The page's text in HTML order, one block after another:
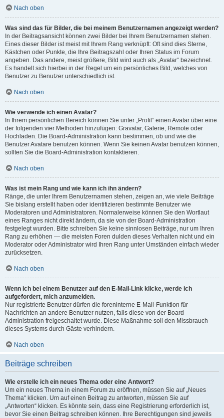
Nach oben
Was sind das für Bilder, die bei meinem Benutzernamen angezeigt werden?
In der Beitragsansicht können zwei Bilder bei Ihrem Benutzernamen stehen.
Eines dieser Bilder ist meist mit Ihrem Rang verknüpft: Oft sind dies Sterne,
Kästchen oder Punkte, die Ihre Beitragszahl oder Ihren Status im Forum
angeben. Das andere, meist größere, Bild wird auch als „Avatar“ bezeichnet.
Es handelt sich hierbei in der Regel um ein persönliches Bild, welches von
Benutzer zu Benutzer unterschiedlich ist.
Nach oben
Wie verwende ich einen Avatar?
In Ihrem persönlichen Bereich können Sie unter „Profil“ einen Avatar über eine
der folgenden vier Methoden hinzufügen: Gravatar, Galerie, Remote oder
Hochladen. Die Board-Administration kann bestimmen, ob und wie die
Benutzer Avatare benutzen können. Wenn Sie keinen Avatar benutzen können,
sollten Sie die Board-Administration kontaktieren.
Nach oben
Was ist mein Rang und wie kann ich ihn ändern?
Ränge, die unter Ihrem Benutzernamen stehen, zeigen an, wie viele Beiträge
Sie bislang erstellt haben oder identifizieren bestimmte Benutzer wie
Moderatoren und Administratoren. Normalerweise können Sie den Wortlaut
eines Ranges nicht direkt ändern, da sie von der Board-Administration
festgelegt wurden. Bitte schreiben Sie keine sinnlosen Beiträge, nur um Ihren
Rang zu erhöhen — die meisten Foren dulden dieses Verhalten nicht und ein
Moderator oder Administrator wird Ihren Rang unter Umständen einfach wieder
zurücksetzen.
Nach oben
Wenn ich bei einem Benutzer auf den E-Mail-Link klicke, werde ich
aufgefordert, mich anzumelden.
Nur registrierte Benutzer dürfen die foreninterne E-Mail-Funktion für
Nachrichten an andere Benutzer nutzen, falls diese von der Board-
Administration freigeschaltet wurde. Diese Maßnahme soll den Missbrauch
dieses Systems durch Gäste verhindern.
Nach oben
Beiträge schreiben
Wie erstelle ich ein neues Thema oder eine Antwort?
Um ein neues Thema in einem Forum zu eröffnen, müssen Sie auf „Neues
Thema“ klicken. Um auf einen Beitrag zu antworten, müssen Sie auf
„Antworten“ klicken. Es könnte sein, dass eine Registrierung erforderlich ist,
bevor Sie einen Beitrag schreiben können. Ihre Berechtigungen sind jeweils